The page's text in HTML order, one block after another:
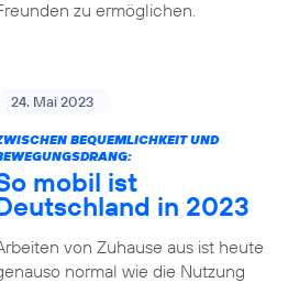
zu ermöglichen.
24. Mai 2023
BEQUEMLICHKEIT UND
mobil ist
in 2023
von Zuhause aus ist heute
normal wie die Nutzung